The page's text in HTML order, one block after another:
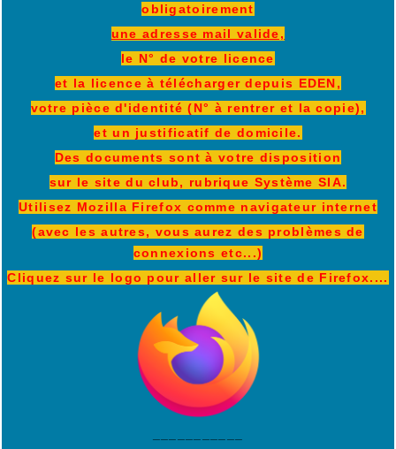
obligatoirement
une adresse mail valide,
le N° de votre licence
et la licence à télécharger depuis EDEN,
votre pièce d'identité (N° à rentrer et la copie),
et un justificatif de domicile.
Des documents sont à votre disposition
sur le site du club, rubrique Système SIA.
Utilisez Mozilla Firefox comme navigateur internet
(avec les autres, vous aurez des problèmes de
connexions etc...)
Cliquez sur le logo pour aller sur le site de Firefox....